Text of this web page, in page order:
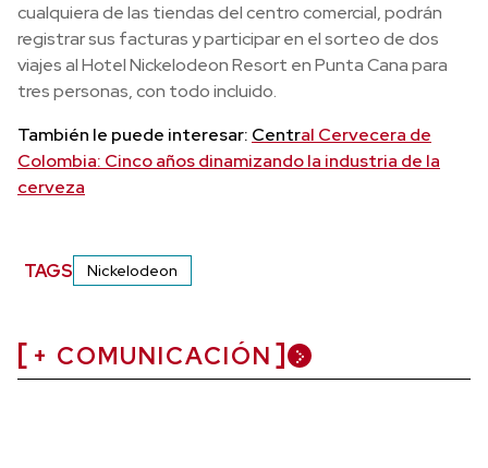
cualquiera de las tiendas del centro comercial, podrán
registrar sus facturas y participar en el sorteo de dos
viajes al Hotel Nickelodeon Resort en Punta Cana para
tres personas, con todo incluido.
También le puede interesar: Central Cervecera de
Colombia: Cinco años dinamizando la industria de la
cerveza
TAGS Nickelodeon
+ COMUNICACIÓN